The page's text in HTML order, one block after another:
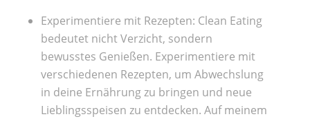
Experimentiere mit Rezepten: Clean Eating
bedeutet nicht Verzicht, sondern
bewusstes Genießen. Experimentiere mit
verschiedenen Rezepten, um Abwechslung
in deine Ernährung zu bringen und neue
Lieblingsspeisen zu entdecken. Auf meinem